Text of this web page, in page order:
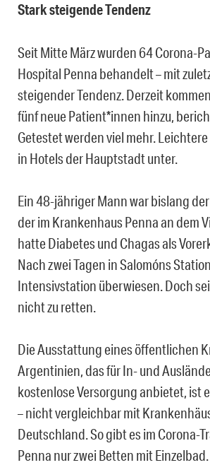
Stark steigende Tendenz
Seit Mitte März wurden 64 Corona-
Hospital Penna behandelt – mit
steigender Tendenz. Derzeit
fünf neue Patient*innen hinzu,
Getestet werden viel mehr.
in Hotels der Hauptstadt unter.
Ein 48-jähriger Mann war bislang
der im Krankenhaus Penna an dem
hatte Diabetes und Chagas als
Nach zwei Tagen in Salomóns
Intensivstation überwiesen. Doch
nicht zu retten.
Die Ausstattung eines öffentlichen
Argentinien, das für In- und
kostenlose Versorgung anbietet, ist
– nicht vergleichbar mit
Deutschland. So gibt es im Corona-
Penna nur zwei Betten mit